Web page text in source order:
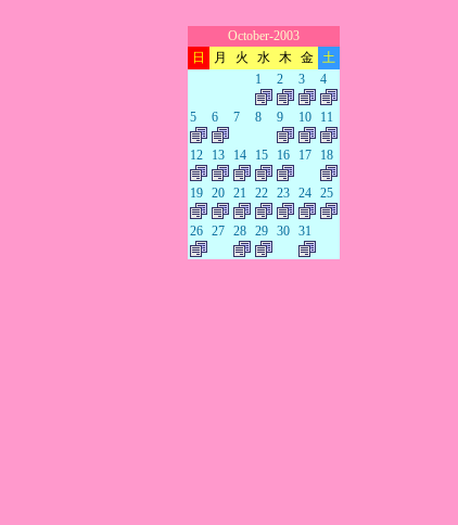
October-2003
日
月 火 水 木 金 土
1
2 3 4
5 6 7 8 9 10 11
12 13 14 15 16 17 18
19 20 21 22 23 24 25
26 27 28 29 30 31